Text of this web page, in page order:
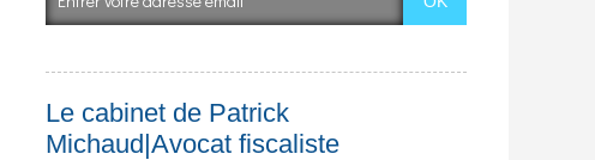
Le cabinet de Patrick
Michaud|Avocat fiscaliste